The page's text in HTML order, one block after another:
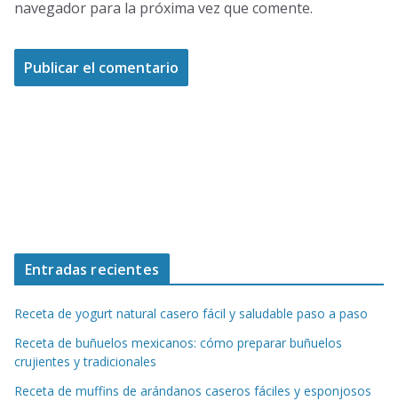
navegador para la próxima vez que comente.
Entradas recientes
Receta de yogurt natural casero fácil y saludable paso a paso
Receta de buñuelos mexicanos: cómo preparar buñuelos
crujientes y tradicionales
Receta de muffins de arándanos caseros fáciles y esponjosos